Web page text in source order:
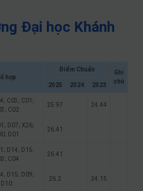
Đại học Khánh
hợp
Điểm Chuẩn
Ghi
chú
2025 2024 2023
C03; C01;
C02
25.97 24.44
D07; X26;
D01
26.41
D14; D15;
C04
26.41
D15; D09;
D10
26.2 24.15